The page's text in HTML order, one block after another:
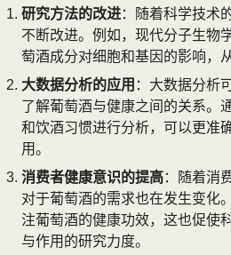
研究方法的改进：随着科学技术
不断改进。例如，现代分子生物
萄酒成分对细胞和基因的影响，
大数据分析的应用 ：大数据分析
了解葡萄酒与健康之间的关系。
和饮酒习惯进行分析，可以更准
用。
消费者健康意识的提高：随着消
对于葡萄酒的需求也在发生变化
注葡萄酒的健康功效，这也促使
与作用的研究力度。